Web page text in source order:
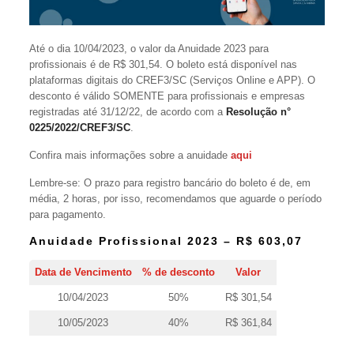
Até o dia 10/04/2023, o valor da Anuidade 2023 para
profissionais é de R$ 301,54. O boleto está disponível nas
plataformas digitais do CREF3/SC (Serviços Online e APP). O
desconto é válido SOMENTE para profissionais e empresas
registradas até 31/12/22, de acordo com aResolução n°
0225/2022/CREF3/SC
Confira mais informações sobre a anuidadeaqui
Lembre-se: O prazo para registro bancário do boleto é de, em
média, 2 horas, por isso, recomendamos que aguarde o período
para pagamento.
Anuidade Profissional 2023 – R$ 603,07
Data de Vencimento % de desconto Valor
10/04/2023 50% R$ 301,54
10/05/2023 40% R$ 361,84